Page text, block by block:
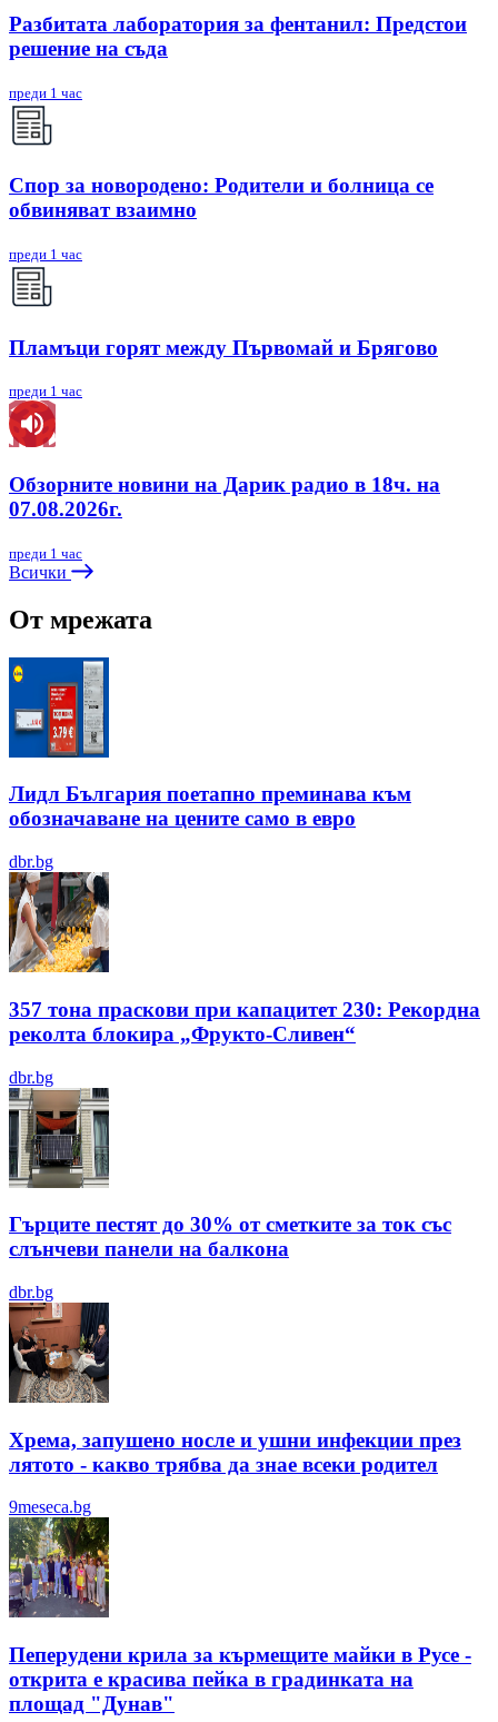
Разбитата лаборатория за фентанил: Предстои
решение на съда
преди 1 час
Спор за новородено: Родители и болница се
обвиняват взаимно
преди 1 час
Пламъци горят между Първомай и Брягово
преди 1 час
Обзорните новини на Дарик радио в 18ч. на
07.08.2026г.
преди 1 час
Всички
От мрежата
Лидл България поетапно преминава към
обозначаване на цените само в евро
dbr.bg
357 тона праскови при капацитет 230: Рекордна
реколта блокира „Фрукто-Сливен“
dbr.bg
Гърците пестят до 30% от сметките за ток със
слънчеви панели на балкона
dbr.bg
Хрема, запушено носле и ушни инфекции през
лятотo - какво трябва да знае всеки родител
9meseca.bg
Пеперудени крила за кърмещите майки в Русе -
открита е красива пейка в градинката на
площад "Дунав"